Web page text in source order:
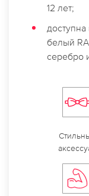
12 лет;
белый
серебро